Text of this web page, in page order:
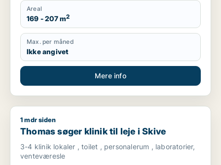
Areal
169 - 207 m2
Max. per måned
Ikke angivet
Mere info
Thomas søger klinik til leje i Skive
1 mdr siden
Thomas søger klinik til leje i Skive
3-4 klinik lokaler , toilet , personalerum , laboratorier,
venteværesle